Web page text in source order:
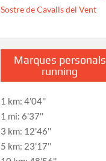
Sostre de Cavalls del Vent
Marques personals
running
1 km: 4'04''
1 mi: 6'37''
3 km: 12'46''
5 km: 23'17''